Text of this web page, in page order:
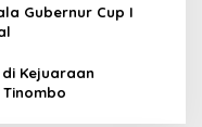
Gubernur Cup I
Kejuaraan